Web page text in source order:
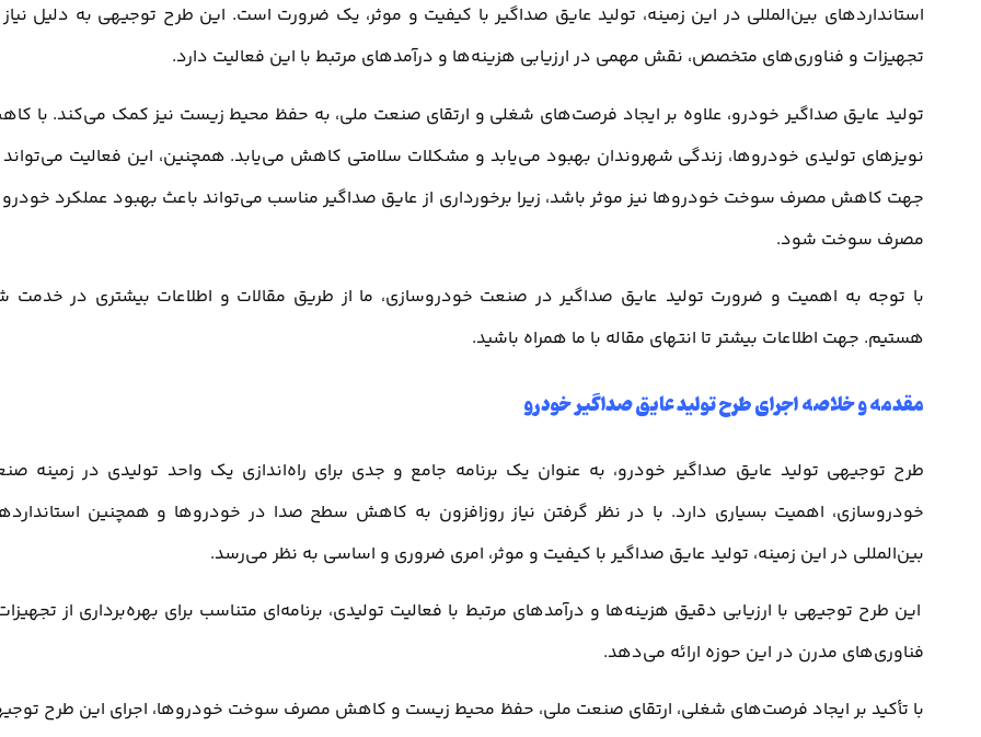
استانداردهای بین‌المللی در این زمینه، تولید عایق صداگیر با کیفیت و موثر، یک ضرورت است. این طرح توجیهی به دلیل
تجهیزات و فناوری‌های متخصص، نقش مهمی در ارزیابی هزینه‌ها و درآمدهای مرتبط با این فعالیت دارد.
تولید عایق صداگیر خودرو، علاوه بر ایجاد فرصت‌های شغلی و ارتقای صنعت ملی، به حفظ محیط زیست نیز کمک می‌کند. با
نویزهای تولیدی خودروها، زندگی شهروندان بهبود می‌یابد و مشکلات سلامتی کاهش می‌یابد. همچنین، این فعالیت
جهت کاهش مصرف سوخت خودروها نیز موثر باشد، زیرا برخورداری از عایق صداگیر مناسب می‌تواند باعث بهبود عملکرد
مصرف سوخت شود.
با توجه به اهمیت و ضرورت تولید عایق صداگیر در صنعت خودروسازی، ما از طریق مقالات و اطلاعات بیشتری در خدمت
هستیم. جهت اطلاعات بیشتر تا انتهای مقاله با ما همراه باشید.
مقدمه و خلاصه اجرای طرح تولید عایق صداگیر خودرو
طرح توجیهی تولید عایق صداگیر خودرو، به عنوان یک برنامه جامع و جدی برای راه‌اندازی یک واحد تولیدی در زمینه
خودروسازی، اهمیت بسیاری دارد. با در نظر گرفتن نیاز روزافزون به کاهش سطح صدا در خودروها و همچنین
بین‌المللی در این زمینه، تولید عایق صداگیر با کیفیت و موثر، امری ضروری و اساسی به نظر می‌رسد.
این طرح توجیهی با ارزیابی دقیق هزینه‌ها و درآمدهای مرتبط با فعالیت تولیدی، برنامه‌ای متناسب برای بهره‌برداری از
فناوری‌های مدرن در این حوزه ارائه می‌دهد.
با تأکید بر ایجاد فرصت‌های شغلی، ارتقای صنعت ملی، حفظ محیط زیست و کاهش مصرف سوخت خودروها، اجرای این طرح